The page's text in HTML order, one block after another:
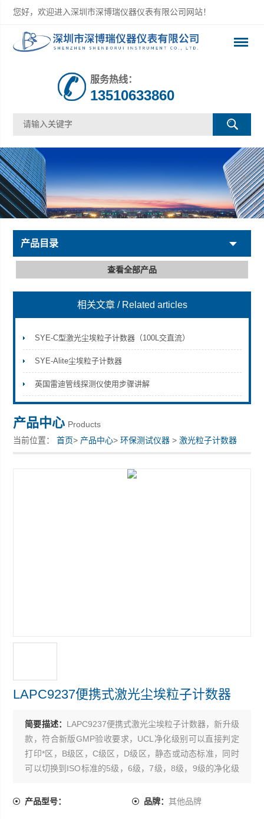
您好，欢迎进入深圳市深博瑞仪器仪表有限公司网站！
深圳市深博瑞仪器仪表有限公司
服务热线：
13510633860
产品目录
查看全部产品
相关文章 / Related articles
SYE-C型激光尘埃粒子计数器（100L交直流）
SYE-Alite尘埃粒子计数器
英国雷迪管线探测仪使用步骤讲解
产品中心 Products
当前位置：首页> 产品中心>环保测试仪器 >激光粒子计数器
LAPC9237便携式激光尘埃粒子计数器
简要描述： LAPC9237便携式激光尘埃粒子计数器，新升级
款，符合新版GMP验收要求，UCL净化级别可以直接判定
打印*区，B级区，C级区，D级区，静态或动态标准，同时
可以切换到ISO标准的5级，6级，7级，8级，9级的净化级
级，三十万级的净化级别的判定。原老款UCL测试时，时
产品型号： 品牌： 其他品牌